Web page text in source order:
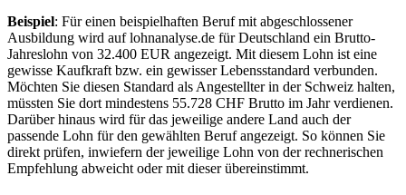
Beispiel: Für einen beispielhaften Beruf mit abgeschlossener
Ausbildung wird auf lohnanalyse.de für Deutschland ein Brutto-
Jahreslohn von 32.400 EUR angezeigt. Mit diesem Lohn ist eine
gewisse Kaufkraft bzw. ein gewisser Lebensstandard verbunden.
Möchten Sie diesen Standard als Angestellter in der Schweiz halten,
müssten Sie dort mindestens 55.728 CHF Brutto im Jahr verdienen.
Darüber hinaus wird für das jeweilige andere Land auch der
passende Lohn für den gewählten Beruf angezeigt. So können Sie
direkt prüfen, inwiefern der jeweilige Lohn von der rechnerischen
Empfehlung abweicht oder mit dieser übereinstimmt.